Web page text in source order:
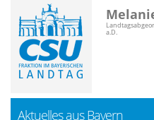
a.D.
Aktuelles aus Bayern